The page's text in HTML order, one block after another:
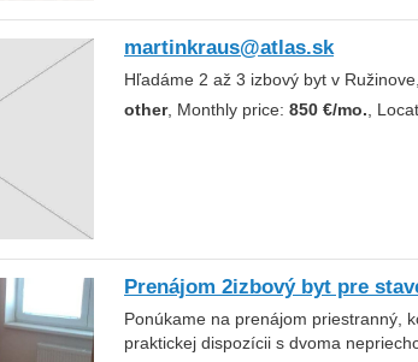
martinkraus@atlas.sk
Hľadáme 2 až 3 izbový byt v
other, Monthly price: 850 €/mo. ,
Prenájom 2izbový byt pre
Ponúkame na prenájom priestranný,
praktickej dispozícii s dvoma